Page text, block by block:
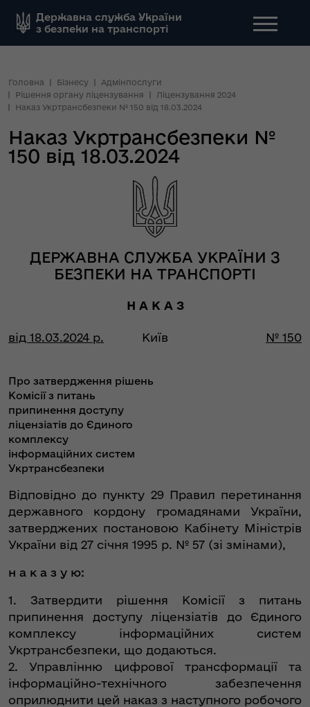
Державна служба України
з безпеки на транспорті
Головна Бізнесу
Адмінпослуги
Рішення органу ліцензування
Ліцензування 2024
Наказ Укртрансбезпеки № 150 від 18.03.2024
Наказ Укртрансбезпеки №
150 від 18.03.2024
ДЕРЖАВНА СЛУЖБА УКРАЇНИ З
БЕЗПЕКИ НА ТРАНСПОРТІ
Н А К А З
від 18.03.2024 р. Київ № 150
Про затвердження рішень
Комісії з питань
припинення доступу
ліцензіатів до Єдиного
комплексу
інформаційних систем
Укртрансбезпеки
Відповідно до пункту 29 Правил перетинання
державного кордону громадянами України,
затверджених постановою Кабінету Міністрів
України від 27 січня 1995 р. № 57 (зі змінами),
н а к а з у ю:
1. Затвердити рішення Комісії з питань
припинення доступу ліцензіатів до Єдиного
комплексу інформаційних систем
Укртрансбезпеки, що додаються.
2. Управлінню цифрової трансформації та
інформаційно-технічного забезпечення
оприлюднити цей наказ з наступного робочого